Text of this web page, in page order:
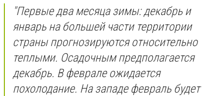
"Первые два месяца зимы: декабрь и
январь на большей части территории
страны прогнозируются относительно
теплыми. Осадочным предполагается
декабрь. В феврале ожидается
похолодание. На западе февраль будет